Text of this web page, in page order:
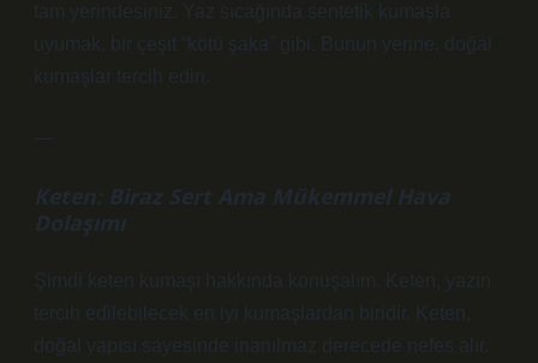
tam yerindesiniz. Yaz sıcağında sentetik kumaşla
uyumak, bir çeşit “kötü şaka” gibi. Bunun yerine, doğal
kumaşlar tercih edin.
—
Keten: Biraz Sert Ama Mükemmel Hava
Dolaşımı
Şimdi keten kumaşı hakkında konuşalım. Keten, yazın
tercih edilebilecek en iyi kumaşlardan biridir. Keten,
doğal yapısı sayesinde inanılmaz derecede nefes alır.